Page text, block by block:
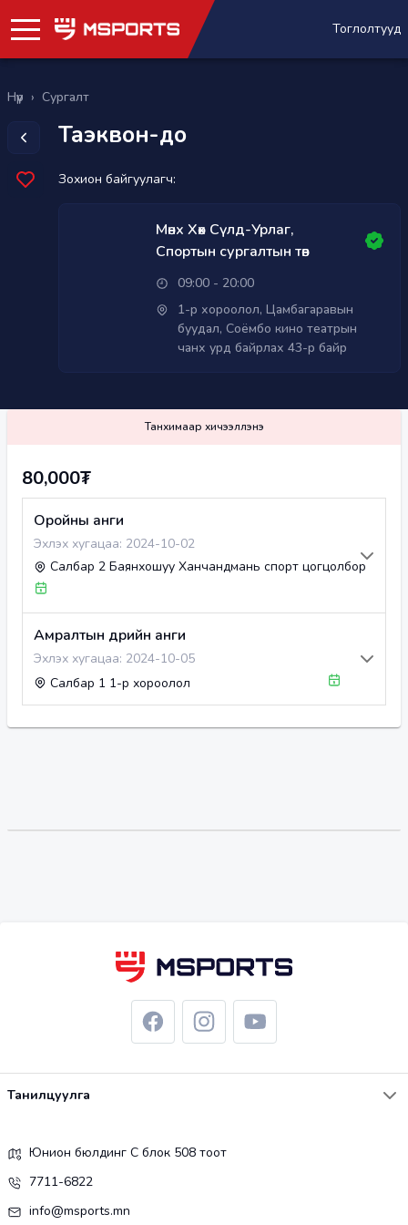
Тоглолтууд
Нүүр › Сургалт
Таэквон-до
Зохион байгуулагч:
Мөнх Хөх Сүлд-Урлаг,
Спортын сургалтын төв
09:00 - 20:00
1-р хороолол, Цамбагаравын
буудал, Соёмбо кино театрын
чанх урд байрлах 43-р байр
Танхимаар хичээллэнэ
80,000₮
Оройны анги
Эхлэх хугацаа: 2024-10-02
Салбар 2 Баянхошуу Ханчандмань спорт цогцолбор
Амралтын өдрийн анги
Эхлэх хугацаа: 2024-10-05
Салбар 1 1-р хороолол
Танилцуулга
Юнион бюлдинг С блок 508 тоот
7711-6822
info@msports.mn